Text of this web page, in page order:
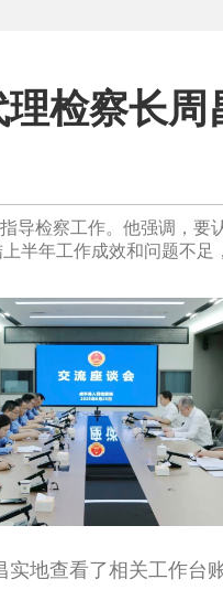
检察长
导检察工作。他强调，
半年工作成效和问题不
地查看了相关工作